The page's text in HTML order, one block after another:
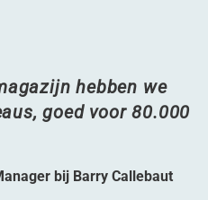
hebben we
goed voor 80.000
bij Barry Callebaut